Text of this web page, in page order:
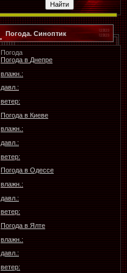
Погода. Синоптик
Погода
Погода в Днепре
влажн.:
давл.:
ветер:
Погода в Киеве
влажн.:
давл.:
ветер:
Погода в Одессе
влажн.:
давл.:
ветер:
Погода в Ялте
влажн.:
давл.:
ветер: